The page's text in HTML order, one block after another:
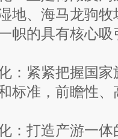
地、海马龙驹
帜的具有核心
紧把握国家
标准，前瞻性
造产游一体